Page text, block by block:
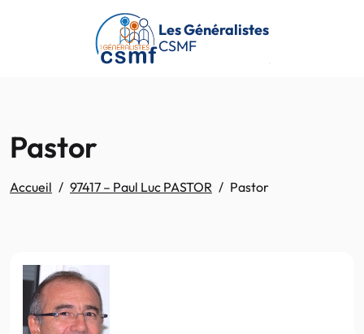
Passer au contenu principal
Les Généralistes
CSMF
Pastor
Accueil 97417 – Paul Luc PASTOR Pastor